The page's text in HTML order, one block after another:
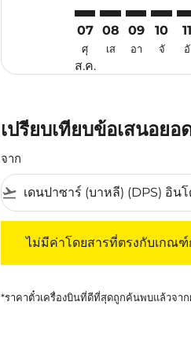
07
ศุ
ส.ค.
08
เส
09
อา
10
จั
11
อั
เปรียบเทียบข้อเสนอย
จาก
flight_takeoff
ไม่มีค่าโดยสารที่ตรงกับเกณ
*ราคาตั๋วเครื่องบินที่ดีที่สุดถูกค้นพบแล้วจา